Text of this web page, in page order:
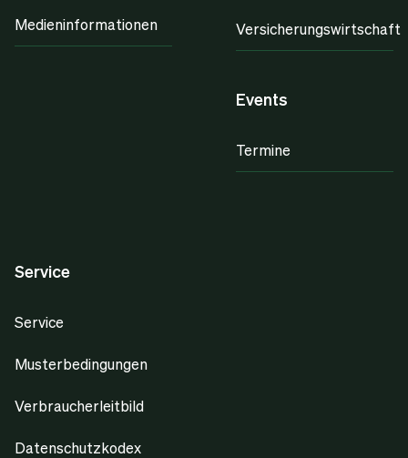
Medieninformationen Versicherungswirtschaft
Events
Termine
Service
Service
Musterbedingungen
Verbraucherleitbild
Datenschutzkodex